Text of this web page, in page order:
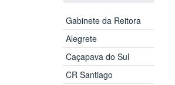
Gabinete da Reitora
Alegrete
Caçapava do Sul
CR Santiago